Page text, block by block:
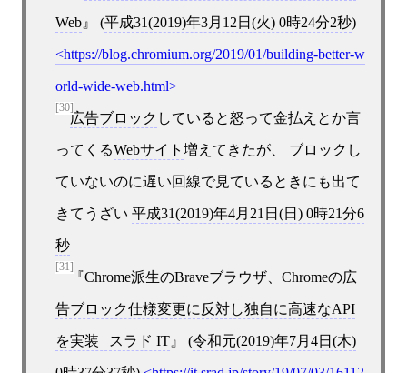
Web (平成31(2019)年3月12日(火) 0時24分2秒)
https://blog.chromium.org/2019/01/building-better-w
orld-wide-web.html
[30]
広告ブロック していると怒って金払えとか言
ってくるWebサイト 増えてきたが、 ブロックし
ていないのに遅い回線で見ているときにも出て
きてうざい 平成31(2019)年4月21日(日) 0時21分6
秒
[31]
Chrome派生のBraveブラウザ、Chromeの広
告ブロック仕様変更に反対し独自に高速なAPI
を実装 | スラド IT (令和元(2019)年7月4日(木)